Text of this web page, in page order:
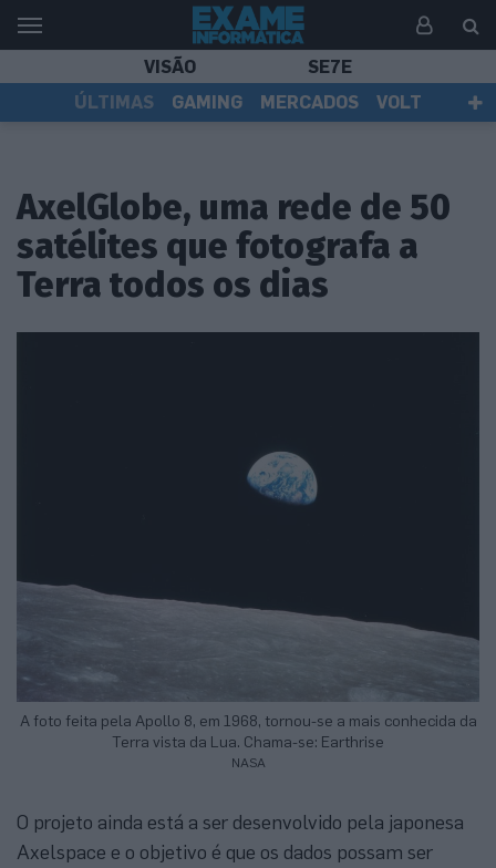
VISÃO
SE7E
ÚLTIMAS
GAMING MERCADOS
VOLT
AxelGlobe, uma rede de 50
satélites que fotografa a
Terra todos os dias
A foto feita pela Apollo 8, em 1968, tornou-se a mais conhecida da
Terra vista da Lua. Chama-se: Earthrise
NASA
O projeto ainda está a ser desenvolvido pela japonesa
Axelspace e o objetivo é que os dados possam ser